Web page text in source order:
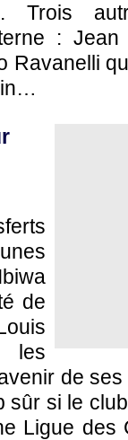
Trois
: Jean
Ravanelli
de
les
de
si le
Ligue des